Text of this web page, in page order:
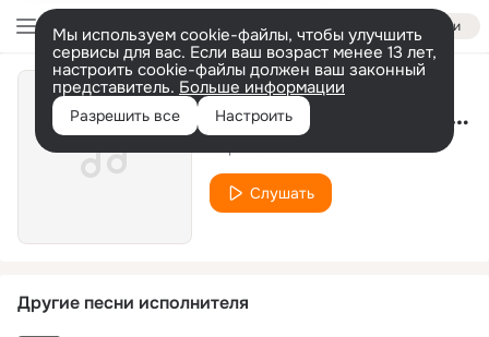
Войти
Мы используем cookie-файлы, чтобы улучшить
сервисы для вас. Если ваш возраст менее 13 лет,
настроить cookie-файлы должен ваш законный
представитель. Больше информации
Разрешить все Настроить Карт бланш (Музыка Юга.ру)
Слушать
Другие песни исполнителя